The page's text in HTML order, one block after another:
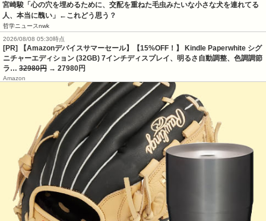
宮崎駿「心の穴を埋めるために、交配を重ねた毛虫みたいな小さな犬を連れてる
人、本当に醜い」←これどう思う？
哲学ニュースnwk
2026/08/08 05:30時点
[PR] 【Amazonデバイスサマーセール】【15%OFF！】 Kindle Paperwhite シグ
ニチャーエディション (32GB) 7インチディスプレイ、明るさ自動調整、色調調節
ラ… 32980円 → 27980円
Amazon